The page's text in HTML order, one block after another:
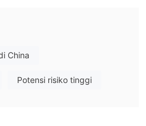
akun lainnya. Bisnisnya tunduk
hak serta kepentingan investor,
untuk memenuhi berbagai
China
Potensi risiko tinggi